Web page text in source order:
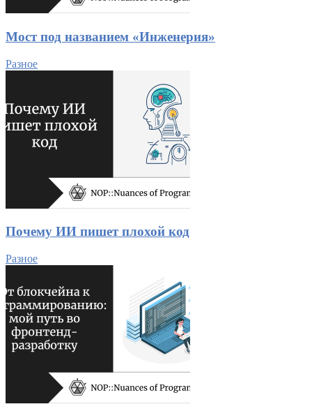
Мост под названием «Инженерия»
Разное
Почему ИИ пишет плохой код
Разное